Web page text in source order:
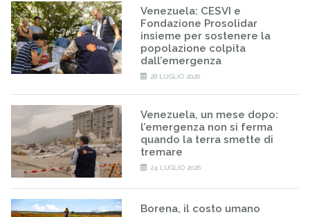
Venezuela: CESVI e
Fondazione Prosolidar
insieme per sostenere la
popolazione colpita
dall’emergenza
28 LUGLIO 2026
Venezuela, un mese dopo:
l’emergenza non si ferma
quando la terra smette di
tremare
24 LUGLIO 2026
Borena, il costo umano